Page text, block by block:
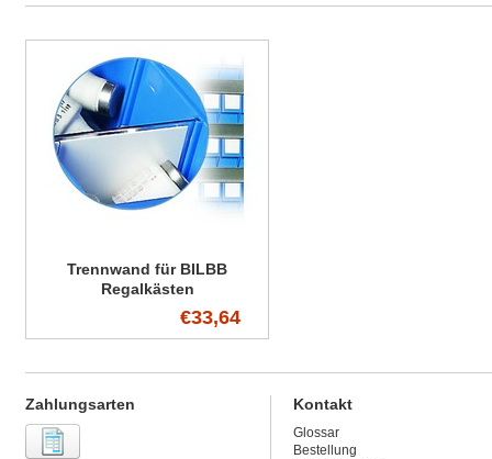
Trennwand für BILBB
Regalkästen
€33,64
Zahlungsarten Kontakt
Glossar
Bestellung